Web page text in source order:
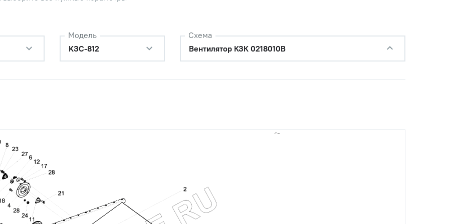
Модель
KЗС-812
Схема
Вентилятор КЗК 0218010В
6ех25-7796
Наличие
7798
консультанту
7798
7802
Обратитесь к
консультанту